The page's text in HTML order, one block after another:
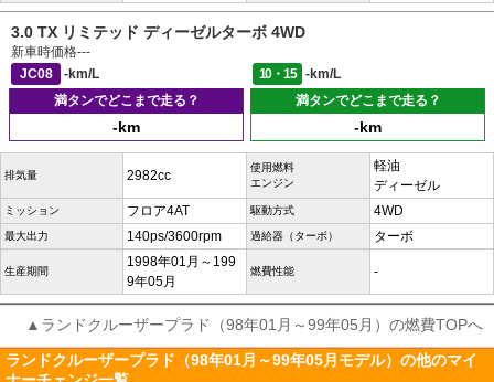
3.0 TX リミテッド ディーゼルターボ 4WD
新車時価格---
JC08
-km/L 10・15
-km/L
満タンでどこまで走る？
-km
満タンでどこまで走る？
-km
排気量 2982cc
使用燃料
エンジン
軽油
ディーゼル
ミッション フロア4AT 駆動方式 4WD
最大出力 140ps/3600rpm 過給器（ターボ） ターボ
生産期間
1998年01月～199
9年05月
燃費性能 -
▲ランドクルーザープラド（98年01月～99年05月）の燃費TOPへ
ランドクルーザープラド（98年01月～99年05月モデル）の他のマイ